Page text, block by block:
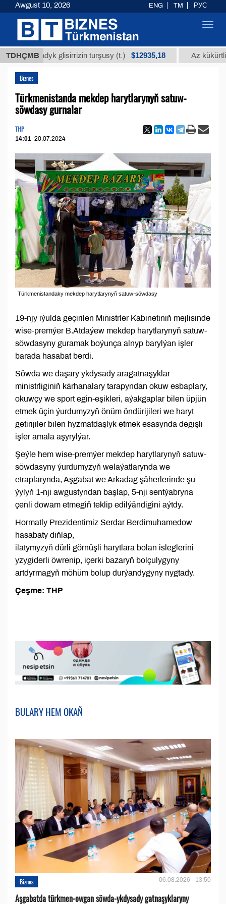
TDHÇMBglisirrizin turşusy (t.) $12935,18 Az kükürtli
Biznes
Türkmenistanda mekdep harytlarynyň satuw-
söwdasy gurnalar
THP
14:01 20.07.2024
Türkmenistandaky mekdep harytlarynyň satuw-söwdasy
19-njy iýulda geçirilen Ministrler Kabinetiniň mejlisinde
wise-premýer B.Atdaýew mekdep harytlarynyň satuw-
söwdasyny guramak boýunça alnyp barylýan işler
barada hasabat berdi.
Söwda we daşary ykdysady aragatnaşyklar
ministrliginiň kärhanalary tarapyndan okuw esbaplary,
okuwçy we sport egin-eşikleri, aýakgaplar bilen üpjün
etmek üçin ýurdumyzyň önüm öndürijileri we haryt
getirijiler bilen hyzmatdaşlyk etmek esasynda degişli
işler amala aşyrylýar.
Şeýle hem wise-premýer mekdep harytlarynyň satuw-
söwdasyny ýurdumyzyň welaýatlarynda we
etraplarynda, Aşgabat we Arkadag şäherlerinde şu
ýylyň 1-nji awgustyndan başlap, 5-nji sentýabryna
çenli dowam etmegiň teklip edilýändigini aýtdy.
Hormatly Prezidentimiz Serdar Berdimuhamedow
hasabaty diňläp,
ilatymyzyň dürli görnüşli harytlara bolan isleglerini
yzygiderli öwrenip, içerki bazaryň bolçulygyny
artdyrmagyň möhüm bolup durýandygyny nygtady.
Çeşme: THP
BULARY HEM OKAŇ
Biznes 06.08.2026 - 13:50
Aşgabatda türkmen-owgan söwda-ykdysady gatnaşyklaryny
Awgust 10, 2026 ENG TM РУС